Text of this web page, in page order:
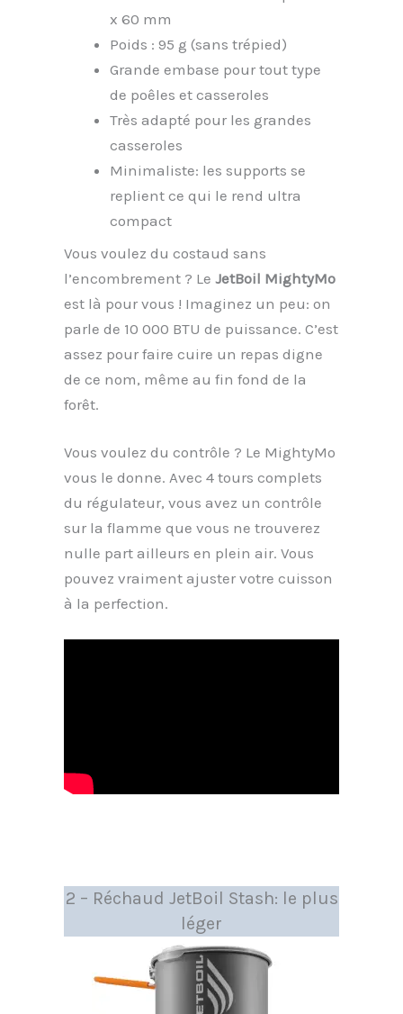
x 60 mm
Poids : 95 g (sans trépied)
Grande embase pour tout type
de poêles et casseroles
Très adapté pour les grandes
casseroles
Minimaliste: les supports se
replient ce qui le rend ultra
compact
Vous voulez du costaud sans
l’encombrement ? Le JetBoil MightyMo
est là pour vous ! Imaginez un peu: on
parle de 10 000 BTU de puissance. C’est
assez pour faire cuire un repas digne
de ce nom, même au fin fond de la
forêt.
Vous voulez du contrôle ? Le MightyMo
vous le donne. Avec 4 tours complets
du régulateur, vous avez un contrôle
sur la flamme que vous ne trouverez
nulle part ailleurs en plein air. Vous
pouvez vraiment ajuster votre cuisson
à la perfection.
2 – Réchaud JetBoil Stash: le plus
léger